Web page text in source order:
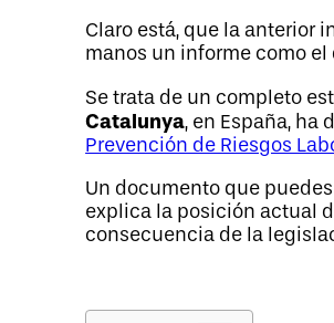
Claro está, que la anterior
manos un informe como el
Se trata de un completo
Catalunya, en España, ha
Prevención de Riesgos
Un documento que
explica la posición actual
consecuencia de la